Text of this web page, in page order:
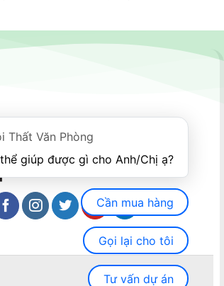
Thất Văn Phòng
Cần mua hàng
Gọi lại cho tôi
Tư vấn dự án